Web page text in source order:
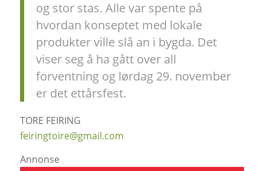
og stor stas. Alle var spente på
hvordan konseptet med lokale
produkter ville slå an i bygda. Det
viser seg å ha gått over all
forventning og lørdag 29. november
er det ettårsfest.
TORE FEIRING
feiringtoire@gmail.com
Annonse